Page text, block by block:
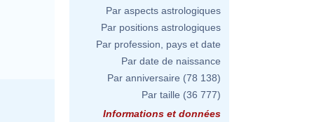
Par aspects astrologiques
Par positions astrologiques
Par profession, pays et date
Par date de naissance
Par anniversaire (78 138)
Par taille (36 777)
Informations et données